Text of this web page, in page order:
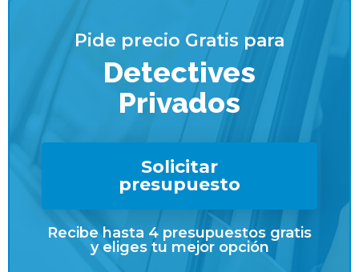
Pide precio Gratis para
Detectives
Privados
Solicitar
presupuesto
Recibe hasta 4 presupuestos gratis
y eliges tu mejor opción